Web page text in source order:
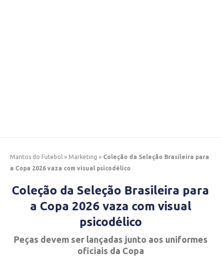
Mantos do Futebol » Marketing » Coleção da Seleção Brasileira para
a Copa 2026 vaza com visual psicodélico
Coleção da Seleção Brasileira para
a Copa 2026 vaza com visual
psicodélico
Peças devem ser lançadas junto aos uniformes
oficiais da Copa